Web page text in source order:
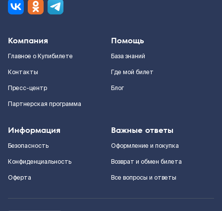
Компания
Главное о Купибилете
Контакты
Пресс-центр
Партнерская программа
Помощь
База знаний
Где мой билет
Блог
Информация
Безопасность
Конфиденциальность
Оферта
Важные ответы
Оформление и покупка
Возврат и обмен билета
Все вопросы и ответы